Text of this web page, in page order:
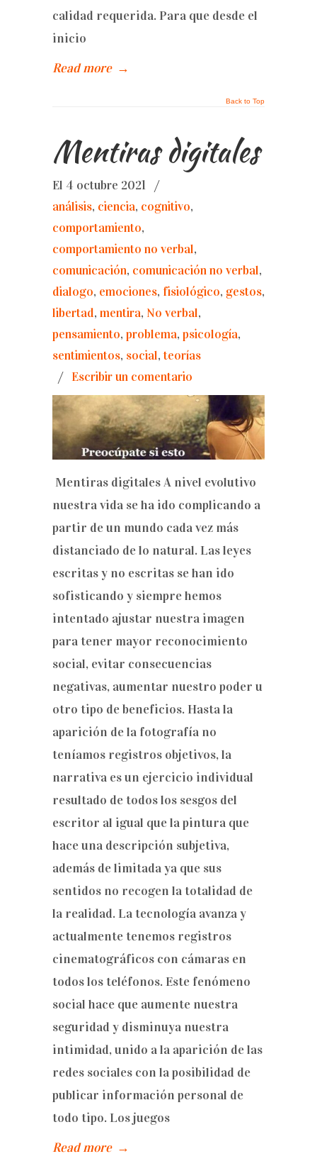
calidad requerida. Para que desde el
inicio
Read more →
Back to Top
Mentiras digitales
El 4 octubre 2021
/
análisis, ciencia, cognitivo,
comportamiento,
comportamiento no verbal,
comunicación, comunicación no verbal,
dialogo, emociones, fisiológico, gestos,
libertad, mentira, No verbal,
pensamiento, problema, psicología,
sentimientos, social,teorías
/ Escribir un comentario
Mentiras digitales A nivel evolutivo
nuestra vida se ha ido complicando a
partir de un mundo cada vez más
distanciado de lo natural. Las leyes
escritas y no escritas se han ido
sofisticando y siempre hemos
intentado ajustar nuestra imagen
para tener mayor reconocimiento
social, evitar consecuencias
negativas, aumentar nuestro poder u
otro tipo de beneficios. Hasta la
aparición de la fotografía no
teníamos registros objetivos, la
narrativa es un ejercicio individual
resultado de todos los sesgos del
escritor al igual que la pintura que
hace una descripción subjetiva,
además de limitada ya que sus
sentidos no recogen la totalidad de
la realidad. La tecnología avanza y
actualmente tenemos registros
cinematográficos con cámaras en
todos los teléfonos. Este fenómeno
social hace que aumente nuestra
seguridad y disminuya nuestra
intimidad, unido a la aparición de las
redes sociales con la posibilidad de
publicar información personal de
todo tipo. Los juegos
Read more →